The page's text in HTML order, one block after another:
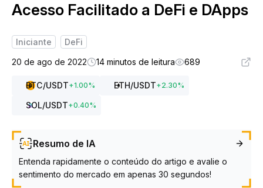
Acesso Facilitado a DeFi e DApps
Iniciante
DeFi
20 de ago de 2022
14 minutos de leitura 689
BTC/USDT+1.00% ETH/USDT+2.30%
SOL/USDT+0.40%
Resumo de IA
Entenda rapidamente o conteúdo do artigo e avalie o
sentimento do mercado em apenas 30 segundos!